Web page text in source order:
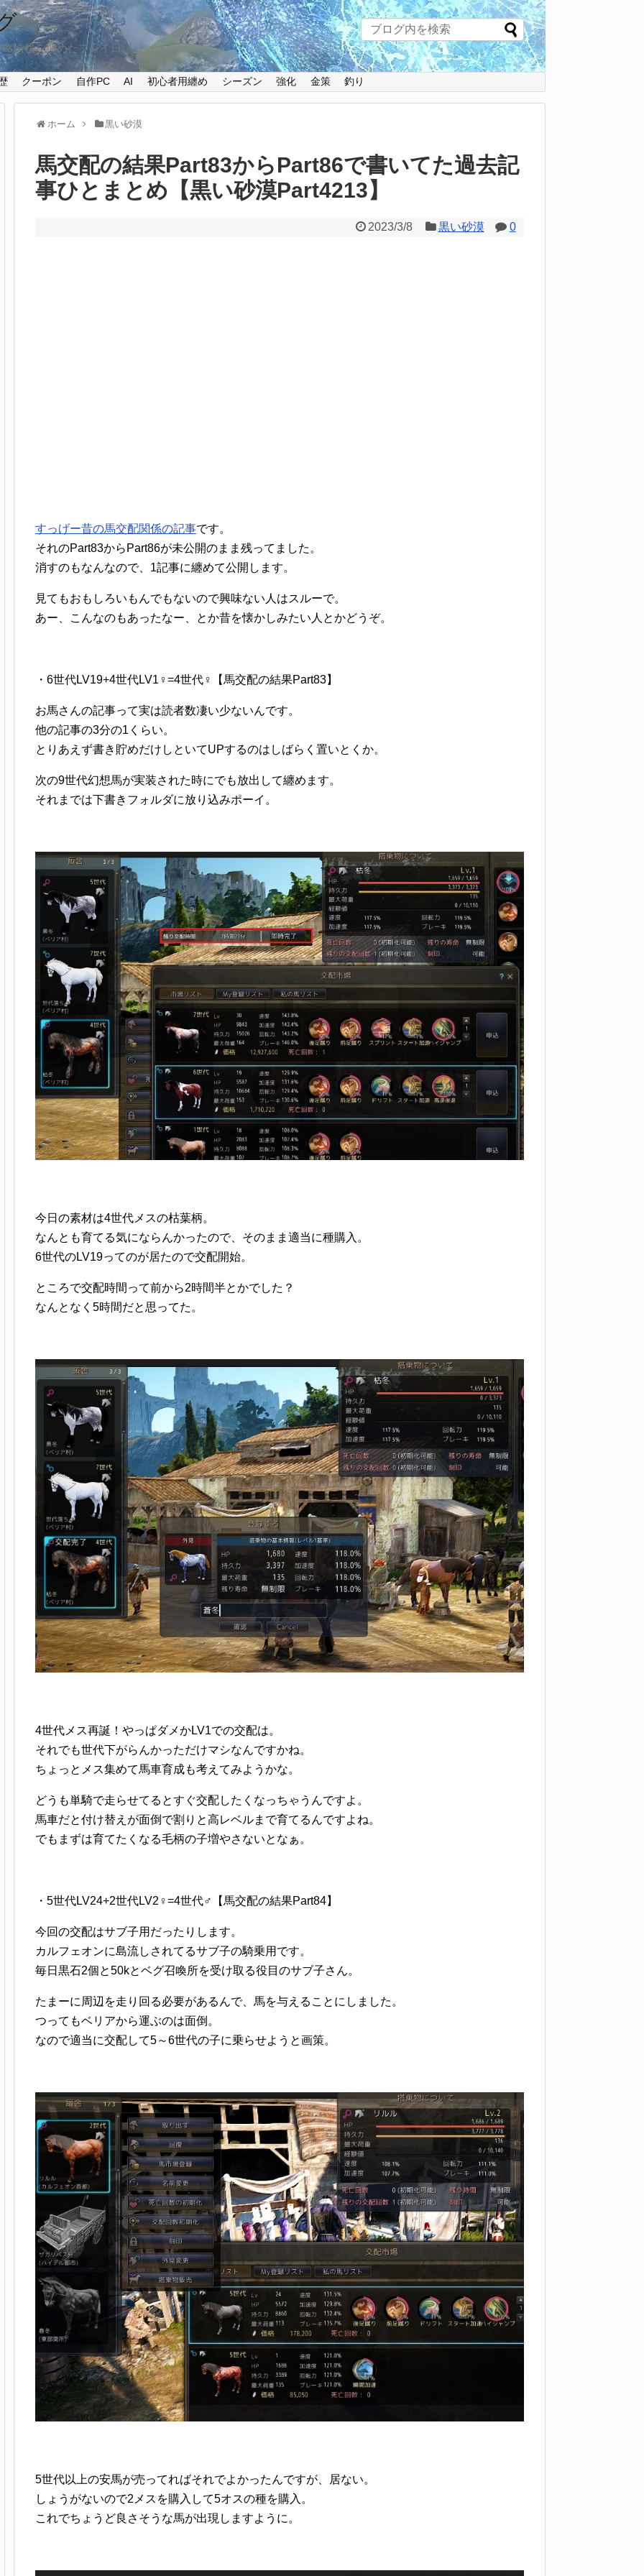
情報を纏めたプレイ日記
クーポン 自作PC AI 初心者用纏め シーズン 強化 金策 釣り
ホーム 黒い砂漠
馬交配の結果Part83からPart86で書いてた過去記
事ひとまとめ【黒い砂漠Part4213】
2023/3/8 黒い砂漠 0
すっげー昔の馬交配関係の記事です。
それのPart83からPart86が未公開のまま残ってました。
消すのもなんなので、1記事に纏めて公開します。
見てもおもしろいもんでもないので興味ない人はスルーで。
あー、こんなのもあったなー、とか昔を懐かしみたい人とかどうぞ。
・6世代LV19+4世代LV1♀=4世代♀【馬交配の結果Part83】
お馬さんの記事って実は読者数凄い少ないんです。
他の記事の3分の1くらい。
とりあえず書き貯めだけしといてUPするのはしばらく置いとくか。
次の9世代幻想馬が実装された時にでも放出して纏めます。
それまでは下書きフォルダに放り込みポーイ。
今日の素材は4世代メスの枯葉柄。
なんとも育てる気にならんかったので、そのまま適当に種購入。
6世代のLV19ってのが居たので交配開始。
ところで交配時間って前から2時間半とかでした？
なんとなく5時間だと思ってた。
4世代メス再誕！やっぱダメかLV1での交配は。
それでも世代下がらんかっただけマシなんですかね。
ちょっとメス集めて馬車育成も考えてみようかな。
どうも単騎で走らせてるとすぐ交配したくなっちゃうんですよ。
馬車だと付け替えが面倒で割りと高レベルまで育てるんですよね。
でもまずは育てたくなる毛柄の子増やさないとなぁ。
・5世代LV24+2世代LV2♀=4世代♂【馬交配の結果Part84】
今回の交配はサブ子用だったりします。
カルフェオンに島流しされてるサブ子の騎乗用です。
毎日黒石2個と50kとベグ召喚所を受け取る役目のサブ子さん。
たまーに周辺を走り回る必要があるんで、馬を与えることにしました。
つってもベリアから運ぶのは面倒。
なので適当に交配して5～6世代の子に乗らせようと画策。
5世代以上の安馬が売ってればそれでよかったんですが、居ない。
しょうがないので2メスを購入して5オスの種を購入。
これでちょうど良さそうな馬が出現しますように。